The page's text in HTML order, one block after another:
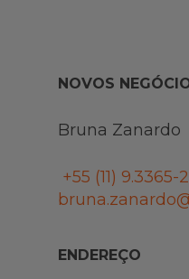
NOVOS
Bruna Zanardo
+55 (11) 9.3365-
ENDEREÇO